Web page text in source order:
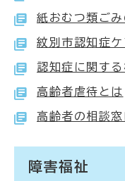
紙おむつ類ご
紋別市認知症ケ
認知症に関する
高齢者虐待とは
高齢者の相談
障害福祉